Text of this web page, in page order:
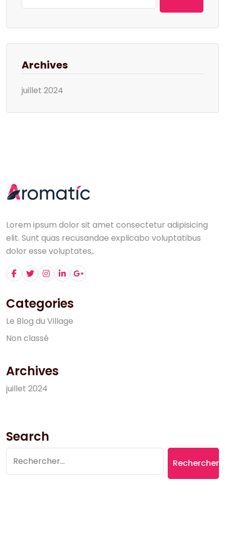
Archives
juillet 2024
Lorem ipsum dolor sit amet consectetur adipisicing
elit. Sunt quas recusandae explicabo voluptatibus
dolor esse voluptates,.
Categories
Le Blog du Village
Non classé
Archives
juillet 2024
Search